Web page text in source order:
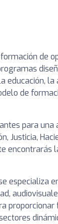
de
educación, la
de
para
Justicia,
encontrarás
especializa
proporcionar